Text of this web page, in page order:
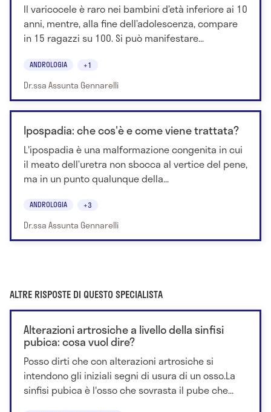
Il varicocele è raro nei bambini d’età inferiore ai 10
anni, mentre, alla fine dell’adolescenza, compare
in 15 ragazzi su 100. Si può manifestare...
ANDROLOGIA +1
Dr.ssa Assunta Gennarelli
Ipospadia: che cos'è e come viene trattata?
L'ipospadia è una malformazione congenita in cui
il meato dell’uretra non sbocca al vertice del pene,
ma in un punto qualunque della...
ANDROLOGIA +3
Dr.ssa Assunta Gennarelli
ALTRE RISPOSTE DI QUESTO SPECIALISTA
Alterazioni artrosiche a livello della sinfisi
pubica: cosa vuol dire?
Posso dirti che con alterazioni artrosiche si
intendono gli iniziali segni di usura di un osso.La
sinfisi pubica è l'osso che sovrasta il pube che...